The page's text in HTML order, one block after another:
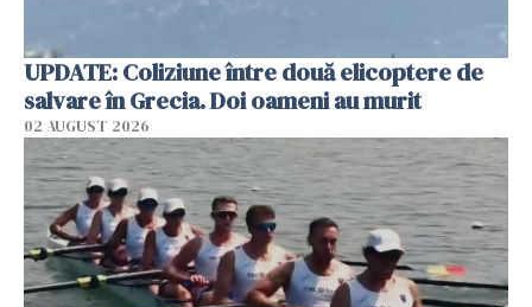
UPDATE: Coliziune între două elicoptere de
salvare în Grecia. Doi oameni au murit
02 AUGUST 2026